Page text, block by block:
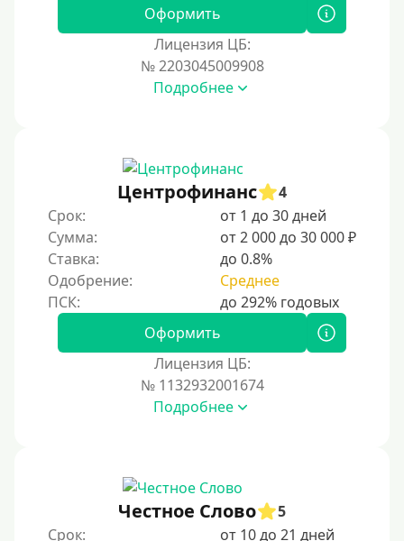
Способы получения
Без активации сервиса
Не выходя из дома
Без посещения офиса
В офисе
В ломбарде
Роботы займов
Онлайн на карту в Telegram
Без списания денег с карты
Денежным переводом
На Яндекс Деньги
Без привязки карты
Оформить
Лицензия ЦБ:
№ 2203045009908
Подробнее
Центрофинанс
4
Срок:
от 1 до 30 дней
Сумма:
от 2 000 до 30 000 ₽
Ставка:
до 0.8%
Одобрение:
Среднее
Оформить
Лицензия ЦБ:
№ 1132932001674
Подробнее
Честное Слово
5
Срок:
от 10 до 21 дней